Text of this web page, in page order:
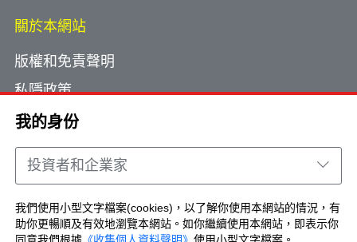
我的身份
投資者和企業家
我們使用小型文字檔案(cookies)，以了解你使用本網站的情況，有
助你更暢順及有效地瀏覽本網站。如你繼續使用本網站，即表示你
關於本網站
版權和免責聲明
私隱政策
使用小型文字檔案
網頁指南
聯絡我們
Copyright © Brand Hong Kong. All Rights